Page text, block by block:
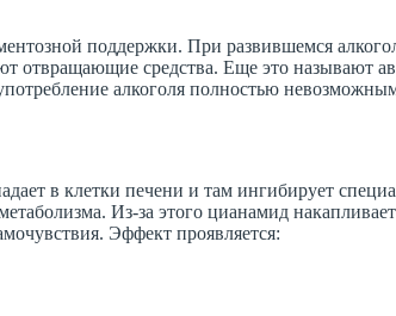
поддержки. При развившемся
отвращающие средства. Еще это называют
алкоголя полностью
в клетки печени и там ингибирует
Из-за этого цианамид
Эффект проявляется: